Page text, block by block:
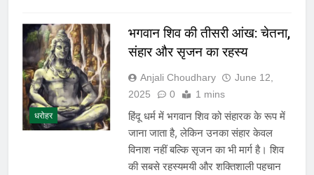
धरोहर
भगवान शिव की तीसरी आंख: चेतना,
संहार और सृजन का रहस्य
Anjali Choudhary
June 12,
2025
0 1 mins
हिंदू धर्म में भगवान शिव को संहारक के रूप में
जाना जाता है, लेकिन उनका संहार केवल
विनाश नहीं बल्कि सृजन का भी मार्ग है। शिव
की सबसे रहस्यमयी और शक्तिशाली पहचान